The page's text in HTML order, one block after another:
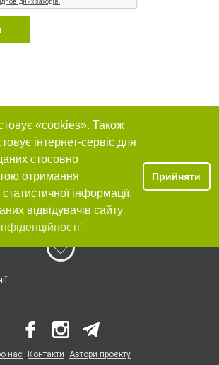
«cookies». Також
інтернет-сервіс для
стосовно
отримання
інформації.
відвідувачів сайту
Прийняти
нас Контакти Автори проєкту